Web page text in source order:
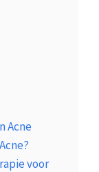
Acne
voor